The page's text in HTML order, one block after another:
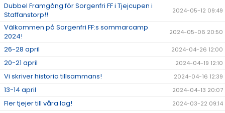
Dubbel Framgång för Sorgenfri FF i Tjejcupen i
Staffanstorp!!
2024-05-12 09:49
Välkommen på Sorgenfri FF:s sommarcamp
2024!
2024-05-06 20:50
26-28 april 2024-04-26 12:00
20-21 april 2024-04-19 12:10
Vi skriver historia tillsammans! 2024-04-16 12:39
13-14 april 2024-04-13 20:07
Fler tjejer till våra lag! 2024-03-22 09:14